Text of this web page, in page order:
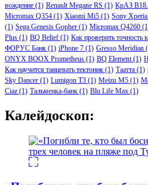
вождение (1) Renault Megane RS (1) КрАЗ
Micromax Q354 (1) Xiaomi Mi5 (1) Sony
(1) Sega Genesis Gopher (1) Micromax Q4260
Plus (1) BQ Belief (1) Как проверить точность
ФОРУС Банк (1) iPhone 7 (1) Gresso Meridian
ONYX BOOX Prometheus (1) BQ Element(1)
Как научится танцевать тектоник (1) Таатта (1)
Sky Dancer (1) Lumigon T3 (1) Meizu M5 (1)
Ciaz (1) Тальменка-банк (1) Blu Life Max (1)
Калейдоскоп: